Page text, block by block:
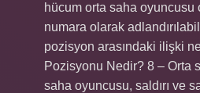
hücum orta saha oyuncusu
numara olarak
pozisyon arasındaki ilişki
Pozisyonu Nedir? 8 – Orta
saha oyuncusu, saldırı ve